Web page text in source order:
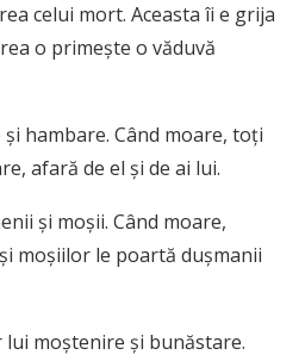
celui mort. Aceasta îi e grija
o primeşte o văduvă
hambare. Când moare, toţi
afară de el şi de ai lui.
şi moşii. Când moare,
moşiilor le poartă duşmanii
moştenire şi bunăstare.